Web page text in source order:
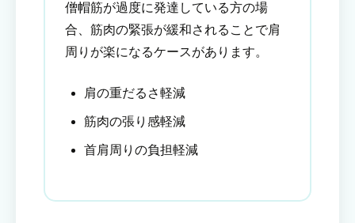
僧帽筋が過度に発達している方の場
合、筋肉の緊張が緩和されることで肩
周りが楽になるケースがあります。
肩の重だるさ軽減
筋肉の張り感軽減
首肩周りの負担軽減